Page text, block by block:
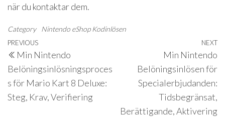
när du kontaktar dem.
Category Nintendo eShop Kodinlösen
Post
navigation
Previous
Post
PREVIOUS
Min Nintendo
Belöningsinlösningsproces
s för Mario Kart 8 Deluxe:
Steg, Krav, Verifiering
NEXT
Min Nintendo
Belöningsinlösen för
Specialerbjudanden:
Tidsbegränsat,
Berättigande, Aktivering